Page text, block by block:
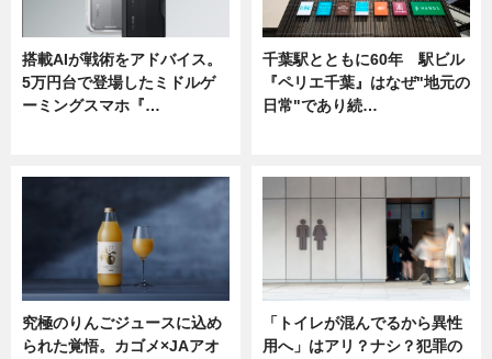
搭載AIが戦術をアドバイス。
5万円台で登場したミドルゲ
ーミングスマホ『…
千葉駅とともに60年 駅ビル
『ペリエ千葉』はなぜ"地元の
日常"であり続…
究極のりんごジュースに込め
られた覚悟。カゴメ×JAアオ
「トイレが混んでるから異性
用へ」はアリ？ナシ？犯罪の